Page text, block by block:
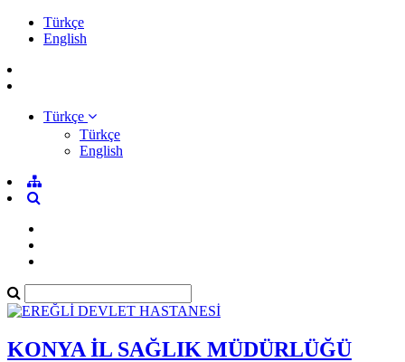
Türkçe
English
Türkçe
Türkçe
English
KONYA İL SAĞLIK MÜDÜRLÜĞÜ